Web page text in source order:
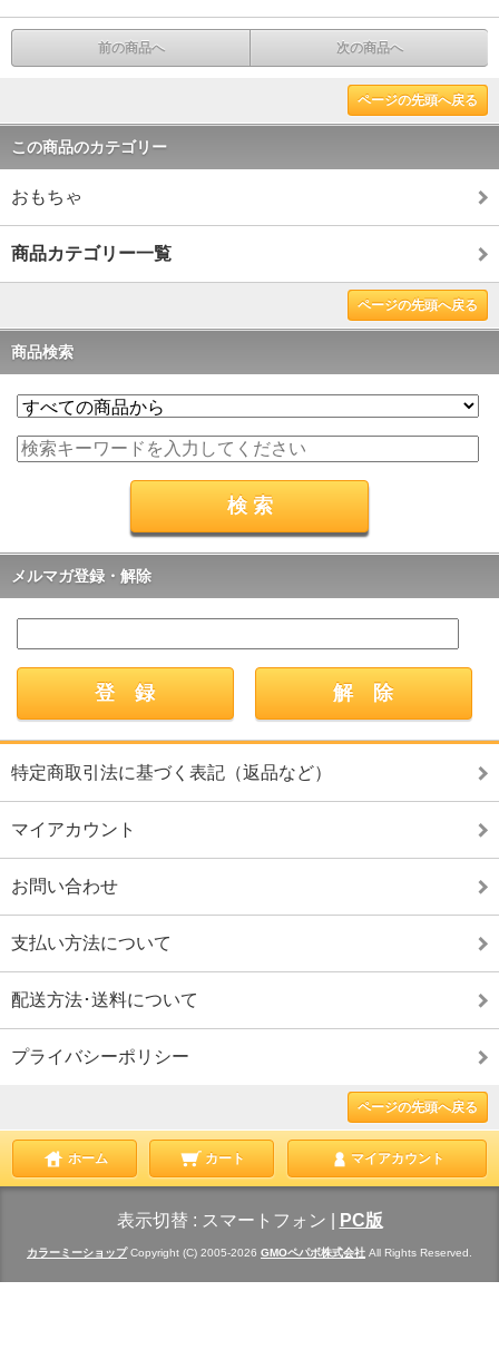
前の商品へ 次の商品へ
ページの先頭へ戻る
この商品のカテゴリー
おもちゃ
商品カテゴリー一覧
ページの先頭へ戻る
商品検索
メルマガ登録・解除
特定商取引法に基づく表記（返品など）
マイアカウント
お問い合わせ
支払い方法について
配送方法･送料について
プライバシーポリシー
ページの先頭へ戻る
ホーム カート マイアカウント
表示切替 : スマートフォン PC版
カラーミーショップ Copyright (C) 2005-2026 GMOペパボ株式会社 All Rights Reserved.